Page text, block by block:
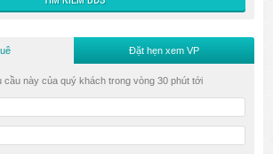
Đặt hẹn xem VP
cầu này của quý khách trong vòng 30 phút tới